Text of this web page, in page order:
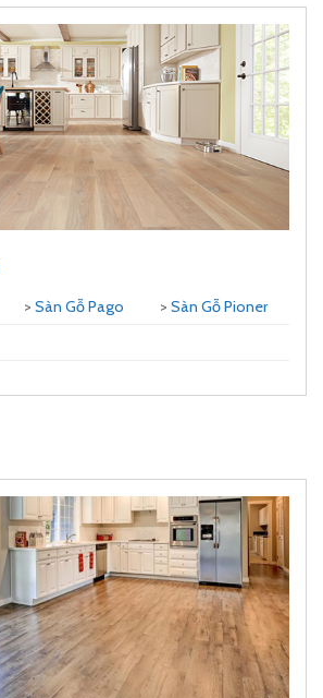
>Sàn Gỗ Pago >Sàn Gỗ Pioner